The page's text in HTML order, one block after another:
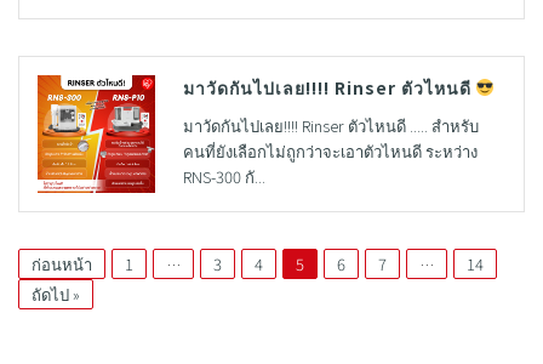
มาวัดกันไปเลย!!!! Rinser ตัวไหนดี
มาวัดกันไปเลย!!!! Rinser ตัวไหนดี ..... สำหรับ
คนที่ยังเลือกไม่ถูกว่าจะเอาตัวไหนดี ระหว่าง
RNS-300 กั...
ก่อนหน้า 1 … 3 4 5 6 7 …
14
ถัดไป »